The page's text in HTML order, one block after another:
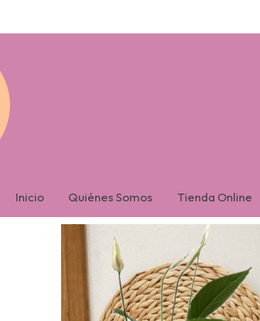
Inicio Quiénes Somos Tienda Online